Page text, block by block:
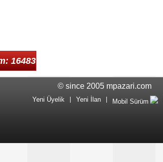
16483
© since 2005 mpazari.com
Yeni Üyelik Yeni İlan Mobil Sürüm